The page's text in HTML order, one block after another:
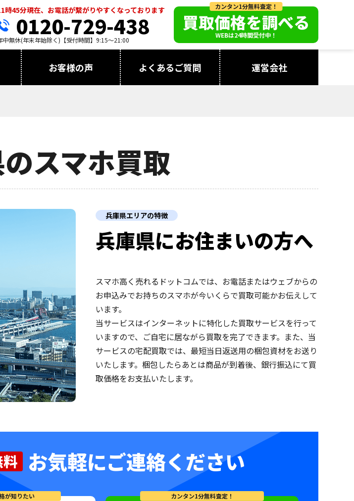
時45分現在、お電話が繋がりやすくなっております
0120-729-438
中無休(年末年始除く)【受付時間】9:15～21:00
カンタン1分無料査定！
買取価格を調べる
WEBは24時間受付中！
お客様の声 よくあるご質問 運営会社
スマホ買取
兵庫県エリアの特徴
兵庫県にお住まいの方へ
スマホ高く売れるドットコムでは、お電話またはウェブからの
お申込みでお持ちのスマホが今いくらで買取可能かお伝えして
います。
当サービスはインターネットに特化した買取サービスを行って
いますので、ご自宅に居ながら買取を完了できます。また、当
サービスの宅配買取では、最短当日返送用の梱包資材をお送り
いたします。梱包したらあとは商品が到着後、銀行振込にて買
取価格をお支払いたします。
お気軽にご連絡ください
が知りたい カンタン1分無料査定！